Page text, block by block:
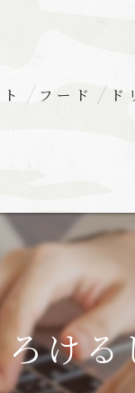
フード ド
け